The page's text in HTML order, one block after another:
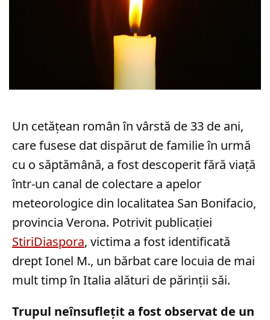
Un cetățean român în vârstă de 33 de ani,
care fusese dat dispărut de familie în urmă
cu o săptămână, a fost descoperit fără viață
într-un canal de colectare a apelor
meteorologice din localitatea San Bonifacio,
provincia Verona. Potrivit publicației
StiriDiaspora, victima a fost identificată
drept Ionel M., un bărbat care locuia de mai
mult timp în Italia alături de părinții săi.
Trupul neînsuflețit a fost observat de un